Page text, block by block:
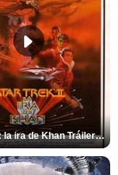
Star Trek II: la ira de Khan Tráiler VO